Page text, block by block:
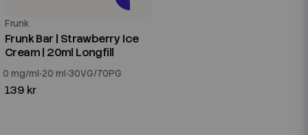
Frunk
Frunk Bar | Strawberry Ice
Cream | 20ml Longfill
0 mg/ml 20 ml 30VG/70PG
139 kr